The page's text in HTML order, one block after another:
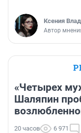
Ксения
Автор
«Четырех
Шаляпин
20 часов 6 971